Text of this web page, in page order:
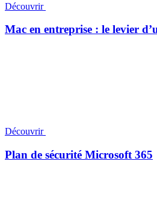
Découvrir
Mac en entreprise : le levier
Découvrir
Plan de sécurité Microsoft 365